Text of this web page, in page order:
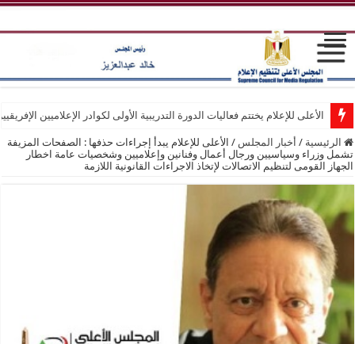
الأعلى للإعلام يختتم فعاليات الدورة التدريبية الأولى لكوادر الإعلاميين
الرئيسية / أخبار المجلس / الأعلى للإعلام يبدأ إجراءات حذفها : الصفحات المزيفة
تشمل وزراء وسياسيين ورجال أعمال وفنانين وإعلاميين وشخصيات عامة اخطار
الجهاز القومى لتنظيم الاتصالات لإتخاذ الاجراءات القانونية اللازمة